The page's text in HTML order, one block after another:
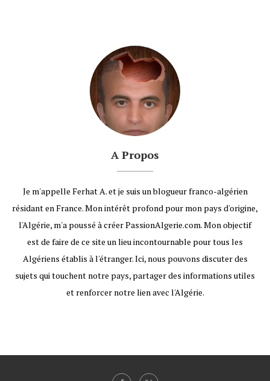
A Propos
Je m'appelle Ferhat A. et je suis un blogueur franco-algérien
résidant en France. Mon intérêt profond pour mon pays d'origine,
l'Algérie, m'a poussé à créer PassionAlgerie.com. Mon objectif
est de faire de ce site un lieu incontournable pour tous les
Algériens établis à l'étranger. Ici, nous pouvons discuter des
sujets qui touchent notre pays, partager des informations utiles
et renforcer notre lien avec l'Algérie.